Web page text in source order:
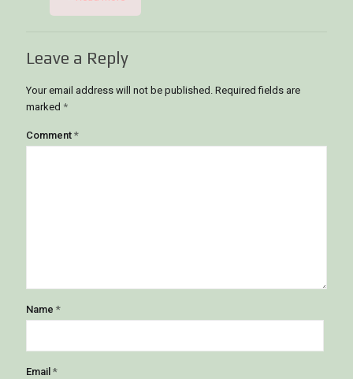
Leave a Reply
Your email address will not be published. Required fields are
marked *
Comment *
Name *
Email *